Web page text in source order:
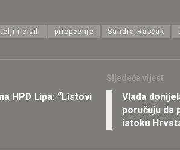
i civili priopćenje Sandra Rapčak
HPD Lipa: “Listovi
Sljedeća vijest
Vlada
poručuju da
istoku